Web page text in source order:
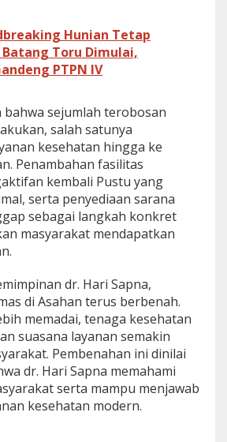
r
u
h
S
s
a
n
a
Hunian Tetap
Toru Dimulai,
PTPN IV
bahwa sejumlah terobosan
salah satunya
kesehatan hingga ke
Penambahan fasilitas
kembali Pustu yang
serta penyediaan sarana
sebagai langkah konkret
masyarakat mendapatkan
dr. Hari Sapna,
di Asahan terus berbenah.
memadai, tenaga kesehatan
suasana layanan semakin
Pembenahan ini dinilai
dr. Hari Sapna memahami
serta mampu menjawab
kesehatan modern.